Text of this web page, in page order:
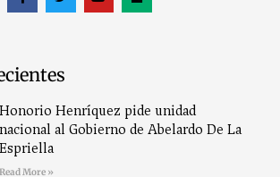
Honorio Henríquez pide unidad
nacional al Gobierno de Abelardo De La
Espriella
Read More »